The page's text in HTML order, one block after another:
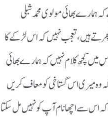
ہمارے بھائی مولوی محمد شبلی
ہیں ، تعجب نہیں کہ اس لڑکے کا
میں کچھ کلام نہیں کہ ہمارے بھائی
میری اس گستاخی کو معاف کریں
اس سے اچھا نام آپ کو نہیں مل سکتا